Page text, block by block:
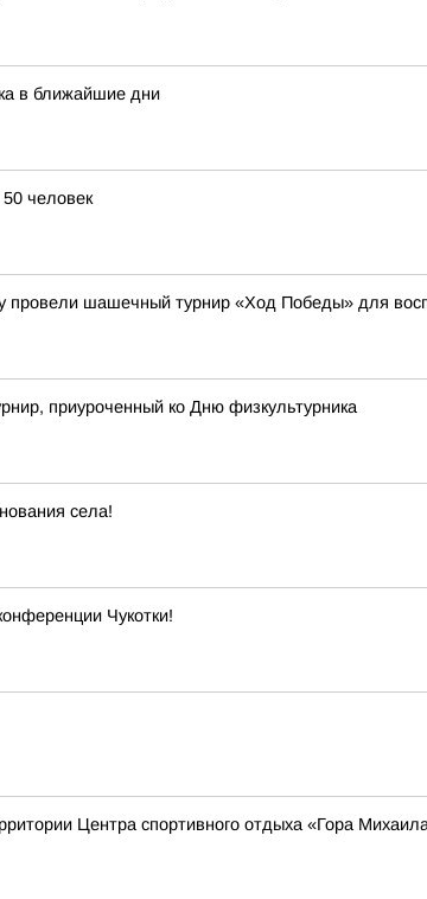
в ближайшие дни
человек
провели шашечный турнир «Ход Победы» для
приуроченный ко Дню физкультурника
села!
Чукотки!
Центра спортивного отдыха «Гора